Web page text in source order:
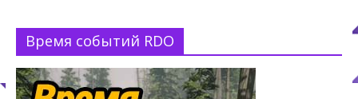
Время событий RDO